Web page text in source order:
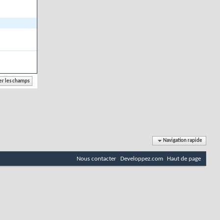
Navigation rapide
Nous contacter Developpez.com Haut de page